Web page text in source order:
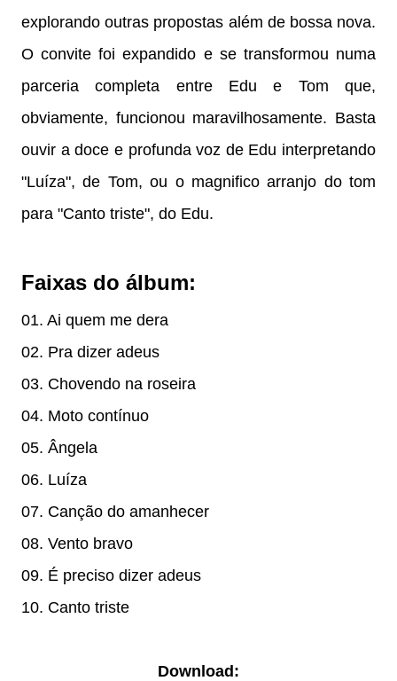
explorando outras propostas além de bossa nova.
O convite foi expandido e se transformou numa
parceria completa entre Edu e Tom que,
obviamente, funcionou maravilhosamente. Basta
ouvir a doce e profunda voz de Edu interpretando
"Luíza", de Tom, ou o magnifico arranjo do tom
para "Canto triste", do Edu.
Faixas do álbum:
01. Ai quem me dera
02. Pra dizer adeus
03. Chovendo na roseira
04. Moto contínuo
05. Ângela
06. Luíza
07. Canção do amanhecer
08. Vento bravo
09. É preciso dizer adeus
10. Canto triste
Download: